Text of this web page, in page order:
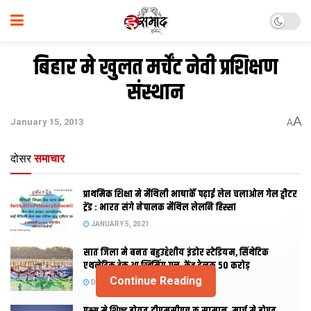
बिहार मे खुलत मर्चेंट नेवी प्रशिक्षण
संस्थान
January 15, 2013 AA
दोसर समाचार
प्राथमिक शि‍क्षा मे मैथि‍ली भाषाकेँ पढ़ाई लेल चलाओल गेल ट्वीटर
ट्रेंड : भारत संगे नेपालक मैथिल लेलनि हिस्सा
JANUARY 5, 2021
सात जिला मे बनत बहुउद्देशीय इंडोर स्‍टेडि‍यम, सिंथेटिक
एथलेटिक ट्रेक आ स्विमिंग पुल, केंद्र देलक 50 करोड़
DECEMBER 26, 2020
Continue Reading